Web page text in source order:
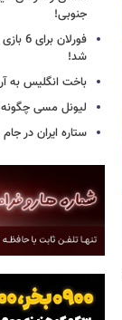
جنوبی!
شد!
باخت انگلیس به
لیونل مسی چگونه
ستاره ایران در